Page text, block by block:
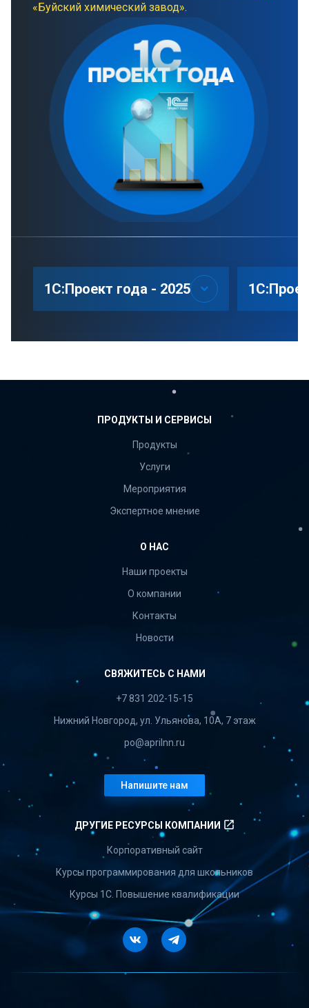
«Буйский химический завод».
1С:Проект года - 2025 keyboard_arrow_down
ПРОДУКТЫ И СЕРВИСЫ
Продукты
Услуги
Мероприятия
Экспертное мнение
О НАС
Наши проекты
О компании
Контакты
Новости
СВЯЖИТЕСЬ С НАМИ
+7 831 202-15-15
Нижний Новгород, ул. Ульянова, 10А, 7 этаж
po@aprilnn.ru
Напишите нам
ДРУГИЕ РЕСУРСЫ КОМПАНИИ launch
Корпоративный сайт
Курсы программирования для школьников
Курсы 1С. Повышение квалификации
VkontakteTelegram